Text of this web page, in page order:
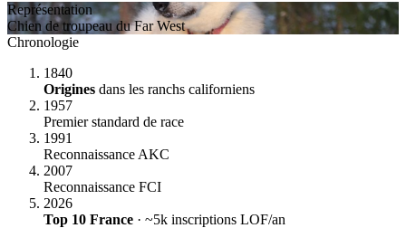
Représentation
Chien de troupeau du Far West
Chronologie
1840
Origines dans les ranchs californiens
1957
Premier standard de race
1991
Reconnaissance AKC
2007
Reconnaissance FCI
2026
Top 10 France · ~5k inscriptions LOF/an